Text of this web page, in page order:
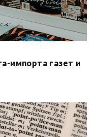
импорта газет и